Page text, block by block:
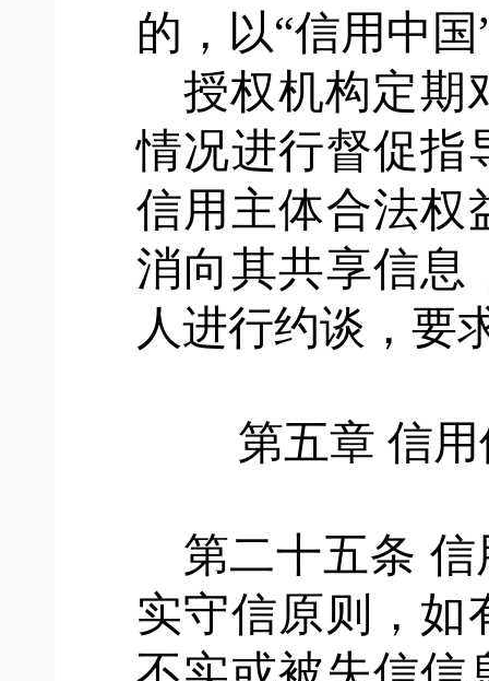
的，以“信用中
授权机构定期
情况进行督促指
信用主体合法权
消向其共享信息
人进行约谈，要
第五章 信
第二十五条 信
实守信原则，如